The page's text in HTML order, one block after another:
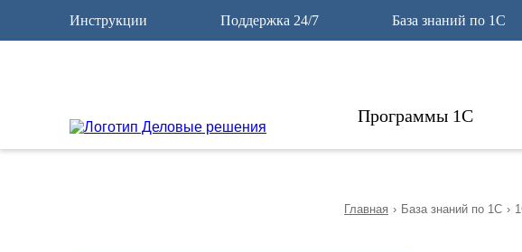
Инструкции Поддержка 24/7 База знаний по 1С
Программы 1С
Главная › База знаний по 1С ›